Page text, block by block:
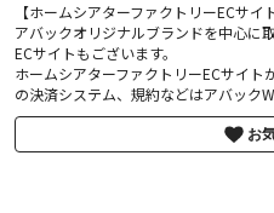
【ホームシアターファクトリーECサイ
アバックオリジナルブランドを中心に
ECサイトもございます。
ホームシアターファクトリーECサイ
の決済システム、規約などはアバック
お